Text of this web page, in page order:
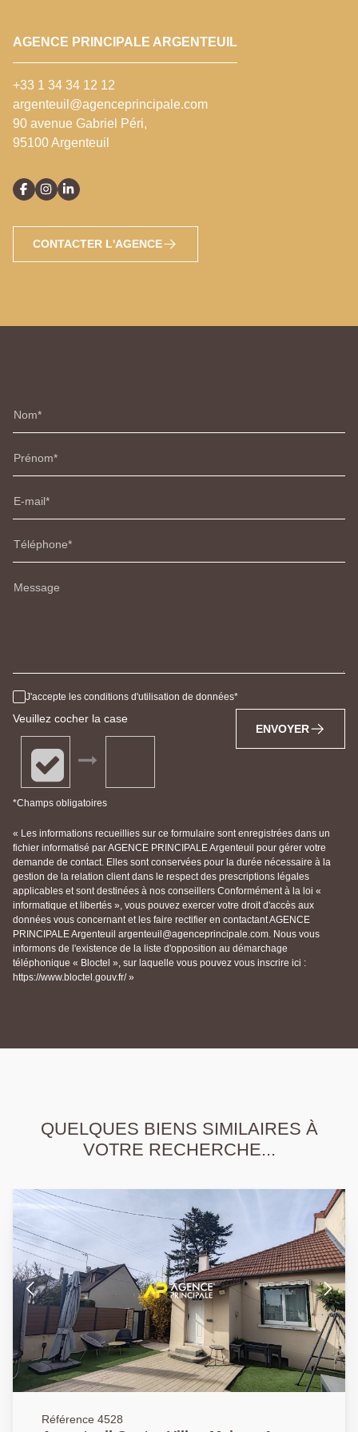
AGENCE PRINCIPALE ARGENTEUIL
+33 1 34 34 12 12
argenteuil@agenceprincipale.com
90 avenue Gabriel Péri,
95100 Argenteuil
CONTACTER L'AGENCE
Nom
Prénom
E-mail
Téléphone
Message
J'accepte les conditions d'utilisation de données
Veuillez cocher la case
*Champs obligatoires
ENVOYER
« Les informations recueillies sur ce formulaire sont enregistrées dans un
fichier informatisé par AGENCE PRINCIPALE Argenteuil pour gérer votre
demande de contact. Elles sont conservées pour la durée nécessaire à la
gestion de la relation client dans le respect des prescriptions légales
applicables et sont destinées à nos conseillers Conformément à la loi «
informatique et libertés », vous pouvez exercer votre droit d'accès aux
données vous concernant et les faire rectifier en contactant AGENCE
PRINCIPALE Argenteuil argenteuil@agenceprincipale.com. Nous vous
informons de l'existence de la liste d'opposition au démarchage
téléphonique « Bloctel », sur laquelle vous pouvez vous inscrire ici :
https://www.bloctel.gouv.fr/ »
QUELQUES BIENS SIMILAIRES À
VOTRE RECHERCHE...
Référence 4528